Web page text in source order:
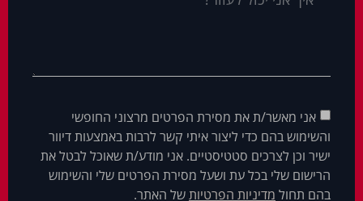
אני מאשר/ת את מסירת הפרטים מרצוני החופשי
והשימוש בהם כדי ליצור איתי קשר לרבות באמצעות דיוור
ישיר וכן לצרכים סטטיסטיים. אני מודע/ת שאוכל לבטל את
הרישום שלי בכל עת ושעל מסירת הפרטים שלי והשימוש
בהם תחול מדיניות הפרטיותשל האתר.